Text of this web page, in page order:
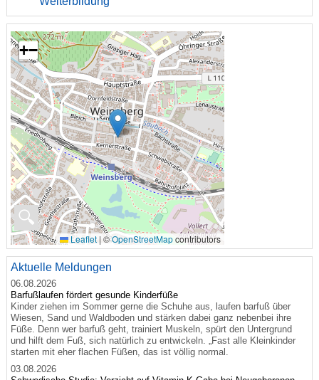
🔍
+−
Leaflet | ©OpenStreetMapcontributors
Aktuelle Meldungen
06.08.2026
Barfußlaufen fördert gesunde Kinderfüße
Kinder ziehen im Sommer gerne die Schuhe aus, laufen barfuß über
Wiesen, Sand und Waldboden und stärken dabei ganz nebenbei ihre
Füße. Denn wer barfuß geht, trainiert Muskeln, spürt den Untergrund
und hilft dem Fuß, sich natürlich zu entwickeln. „Fast alle Kleinkinder
starten mit eher flachen Füßen, das ist völlig normal.
03.08.2026